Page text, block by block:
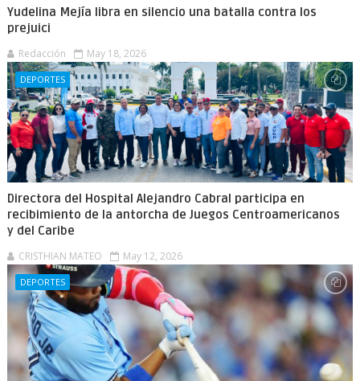
Yudelina Mejía libra en silencio una batalla contra los
prejuici
Redacción May 18, 2026
DEPORTES
Directora del Hospital Alejandro Cabral participa en
recibimiento de la antorcha de Juegos Centroamericanos
y del Caribe
CRISTHIAN MATEO May 12, 2026
DEPORTES